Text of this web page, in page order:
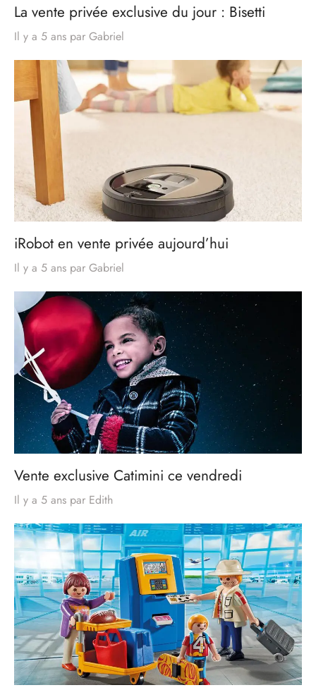
La vente privée exclusive du jour : Bisetti
Il y a 5 ans par Gabriel
iRobot en vente privée aujourd’hui
Il y a 5 ans par Gabriel
Vente exclusive Catimini ce vendredi
Il y a 5 ans par Edith